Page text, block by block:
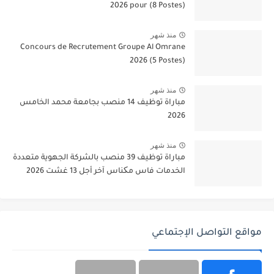
2026 pour (8 Postes)
منذ شهر
Concours de Recrutement Groupe Al Omrane
2026 (5 Postes)
منذ شهر
مباراة توظيف 14 منصب بجامعة محمد الخامس
2026
منذ شهر
مباراة توظيف 39 منصب بالشركة الجهوية متعددة
الخدمات فاس مکناس آخر أجل 13 غشت 2026
مواقع التواصل الإجتماعي